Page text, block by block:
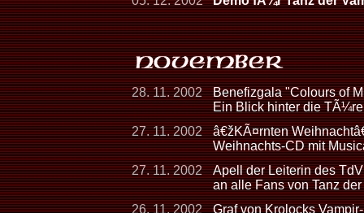
28. 11. 2002
Benefizgala "Colours of
Ein Blick hinter die
27. 11. 2002
â€žKÃ¤rnten
Weihnachts-CD mit
27. 11. 2002
Apell der Leiterin des
an alle Fans von Tanz
26. 11. 2002
Graf von Krolocks